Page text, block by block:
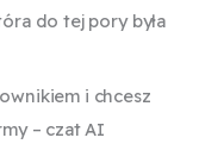
do tej pory była
i chcesz
– czat AI